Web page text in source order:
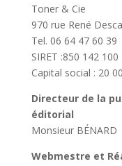
Toner & Cie
970 rue René
Tel. 06 64 47 60 39
SIRET :850 142 100
Capital social : 20
Directeur de la
éditorial
Monsieur BÉNARD
Webmestre et